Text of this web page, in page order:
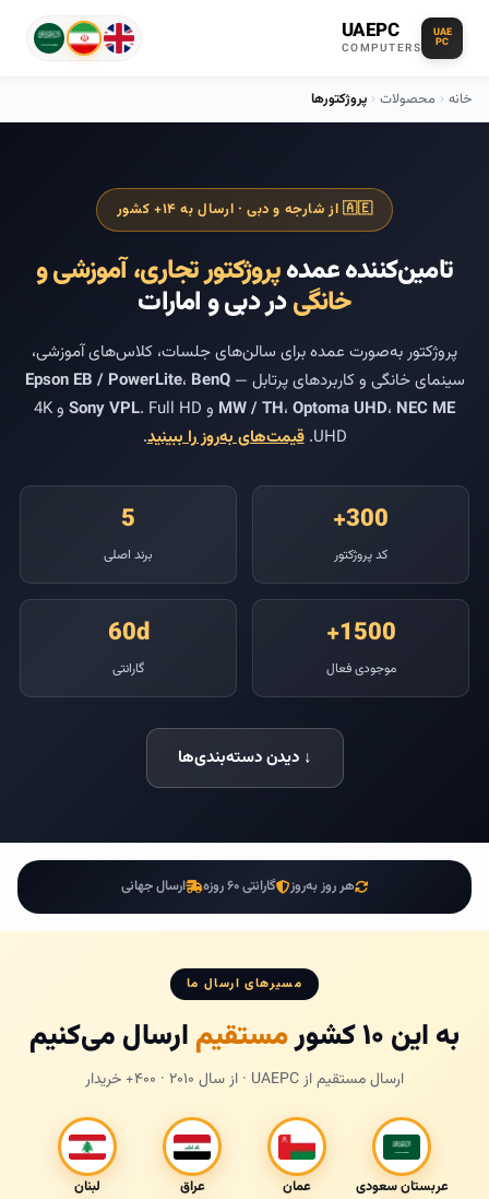
UAE
PC
UAEPC
COMPUTERS
خانه › محصولات › پروژکتورها
🇦🇪 از شارجه و دبی · ارسال به ۱۴+ کشور
تامین‌کننده عمدهپروژکتور تجاری، آموزشی و
خانگیدر دبی و امارات
پروژکتور به‌صورت عمده برای سالن‌های جلسات، کلاس‌های آموزشی،
سینمای خانگی و کاربردهای پرتابل —
Epson EB / PowerLite، BenQ
MW / TH، Optoma UHD، NEC ME و Sony VPL
. Full HD و 4K
UHD. قیمت‌های به‌روز را ببینید.
+300
کد پروژکتور
5
برند اصلی
+1500
موجودی فعال
60d
گارانتی
↓ دیدن دسته‌بندی‌ها
هر روز به‌روز گارانتی ۶۰ روزه ارسال جهانی
مسیرهای ارسال ما
به این ۱۰ کشور مستقیمارسال می‌کنیم
ارسال مستقیم از UAEPC · از سال ۲۰۱۰ · ۴۰۰+ خریدار
عربستان سعودی عمان عراق لبنان